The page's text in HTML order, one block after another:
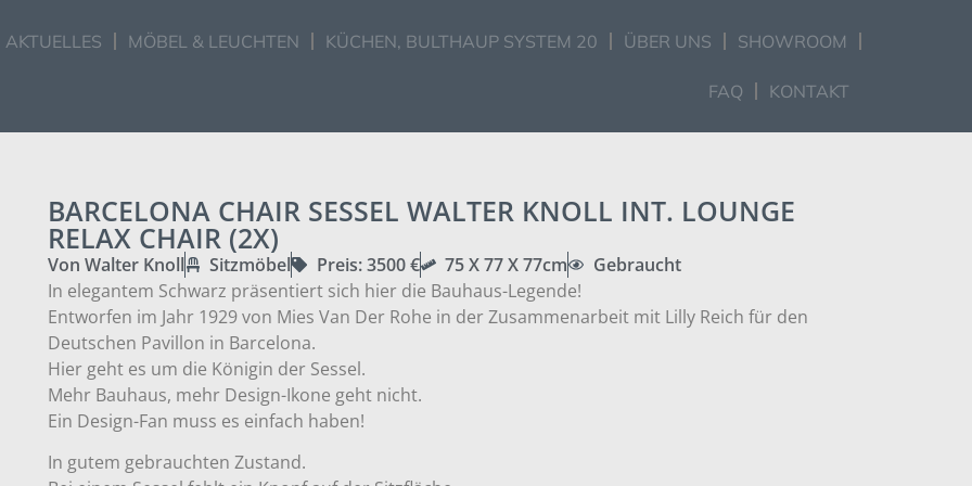
AKTUELLES MÖBEL & LEUCHTEN KÜCHEN, BULTHAUP SYSTEM 20 ÜBER UNS SHOWROOM
FAQ KONTAKT
BARCELONA CHAIR SESSEL WALTER KNOLL INT. LOUNGE
RELAX CHAIR (2X)
Von Walter Knoll Sitzmöbel Preis: 3500 € 75 X 77 X 77cm
Gebraucht
In elegantem Schwarz präsentiert sich hier die Bauhaus-Legende!
Entworfen im Jahr 1929 von Mies Van Der Rohe in der Zusammenarbeit mit Lilly Reich für den
Deutschen Pavillon in Barcelona.
Hier geht es um die Königin der Sessel.
Mehr Bauhaus, mehr Design-Ikone geht nicht.
Ein Design-Fan muss es einfach haben!
In gutem gebrauchten Zustand.